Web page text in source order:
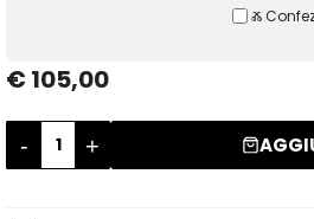
Ⰶ
€ 105,00
- +